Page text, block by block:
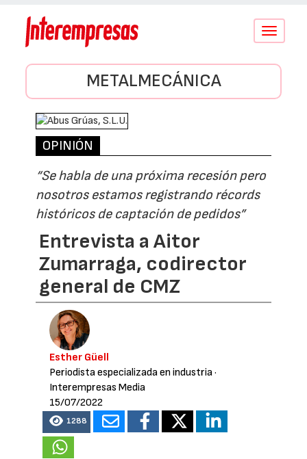
Conmutar
METALMECÁNICA
OPINIÓN
“Se habla de una próxima recesión pero
nosotros estamos registrando récords
históricos de captación de pedidos”
Entrevista a Aitor
Zumarraga, codirector
general de CMZ
Esther Güell
Periodista especializada en industria·
Interempresas Media
15/07/2022
1288